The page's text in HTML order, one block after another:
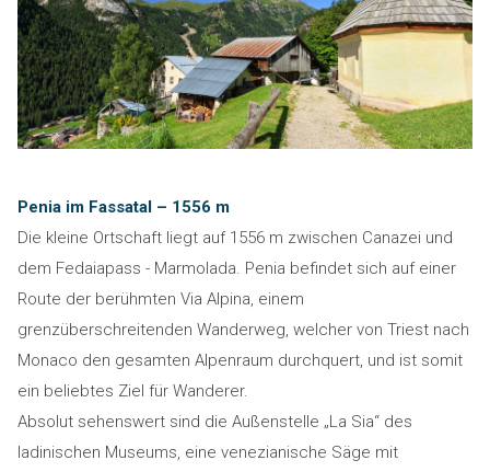
Penia im Fassatal – 1556 m
Die kleine Ortschaft liegt auf 1556 m zwischen Canazei und
dem Fedaiapass - Marmolada. Penia befindet sich auf einer
Route der berühmten Via Alpina, einem
grenzüberschreitenden Wanderweg, welcher von Triest nach
Monaco den gesamten Alpenraum durchquert, und ist somit
ein beliebtes Ziel für Wanderer.
Absolut sehenswert sind die Außenstelle „La Sia“ des
ladinischen Museums, eine venezianische Säge mit